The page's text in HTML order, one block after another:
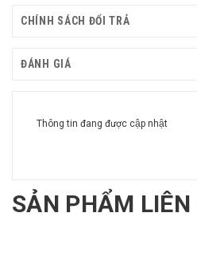
CHÍNH SÁCH ĐỔI TRẢ
ĐÁNH GIÁ
Thông tin đang được cập nhật
SẢN PHẨM LIÊN